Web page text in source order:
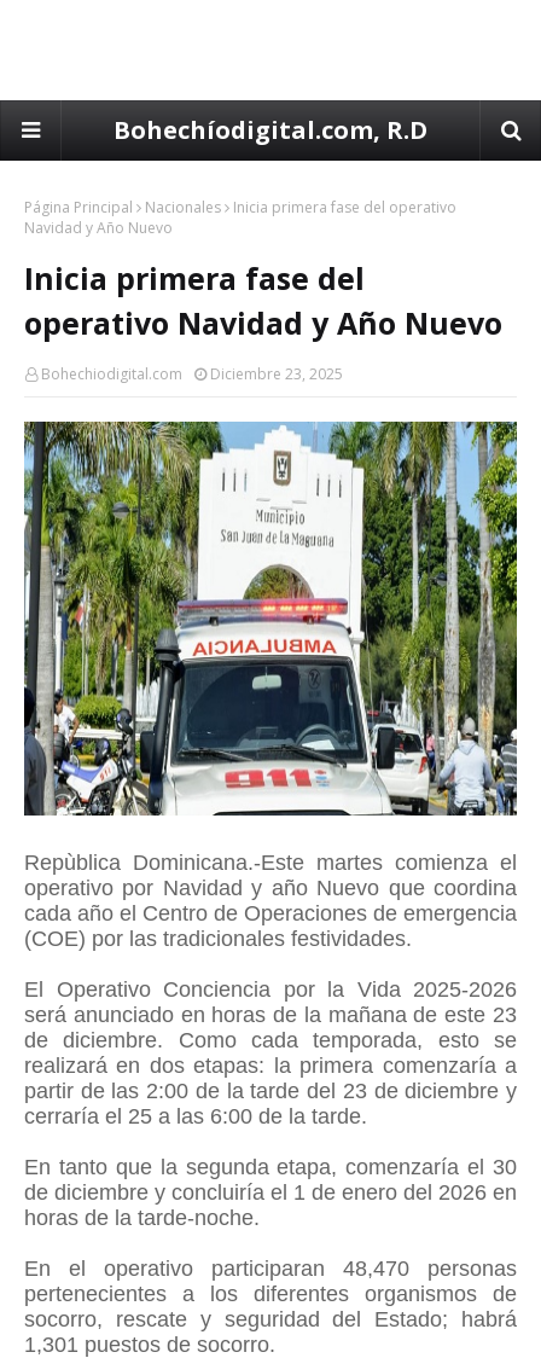
Bohechíodigital.com, R.D
Página Principal Nacionales
Inicia primera fase del operativo
Navidad y Año Nuevo
Inicia primera fase del
operativo Navidad y Año Nuevo
Bohechiodigital.com Diciembre 23, 2025
Repùblica Dominicana.-Este martes comienza el
operativo por Navidad y año Nuevo que coordina
cada año el Centro de Operaciones de emergencia
(COE) por las tradicionales festividades.
El Operativo Conciencia por la Vida 2025-2026
será anunciado en horas de la mañana de este 23
de diciembre. Como cada temporada, esto se
realizará en dos etapas: la primera comenzaría a
partir de las 2:00 de la tarde del 23 de diciembre y
cerraría el 25 a las 6:00 de la tarde.
En tanto que la segunda etapa, comenzaría el 30
de diciembre y concluiría el 1 de enero del 2026 en
horas de la tarde-noche.
En el operativo participaran 48,470 personas
pertenecientes a los diferentes organismos de
socorro, rescate y seguridad del Estado; habrá
1,301 puestos de socorro.